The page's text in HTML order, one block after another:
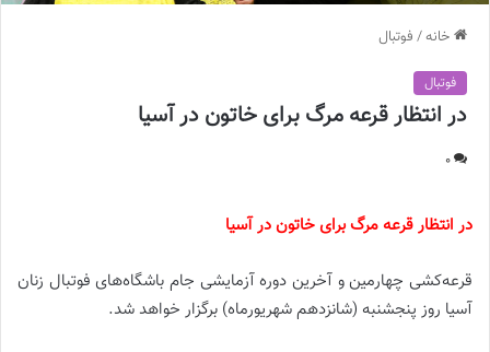
خانه/ فوتبال
فوتبال
در انتظار قرعه مرگ برای خاتون در آسیا
0
در انتظار قرعه مرگ برای خاتون در آسیا
قرعه‌کشی چهارمین و آخرین دوره آزمایشی جام باشگاه‌های فوتبال زنان
آسیا روز پنجشنبه (شانزدهم شهریورماه) برگزار خواهد شد.